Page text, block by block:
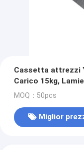
Cassetta attrezzi
Carico 15kg,
Casa/Officina/
MOQ：50pcs
Miglior